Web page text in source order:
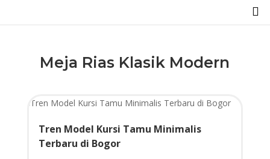

Meja Rias Klasik Modern
Tren Model Kursi Tamu Minimalis
Terbaru di Bogor